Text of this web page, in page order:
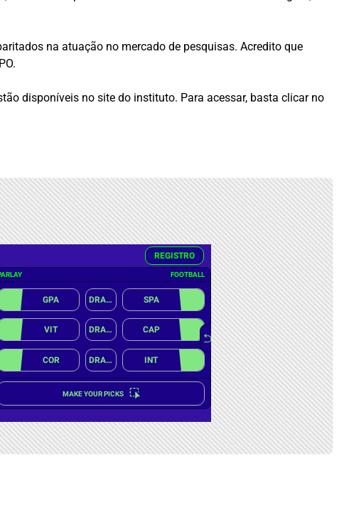
na atuação no mercado de pesquisas. Acredito que
disponíveis no site do instituto. Para acessar, basta clicar no